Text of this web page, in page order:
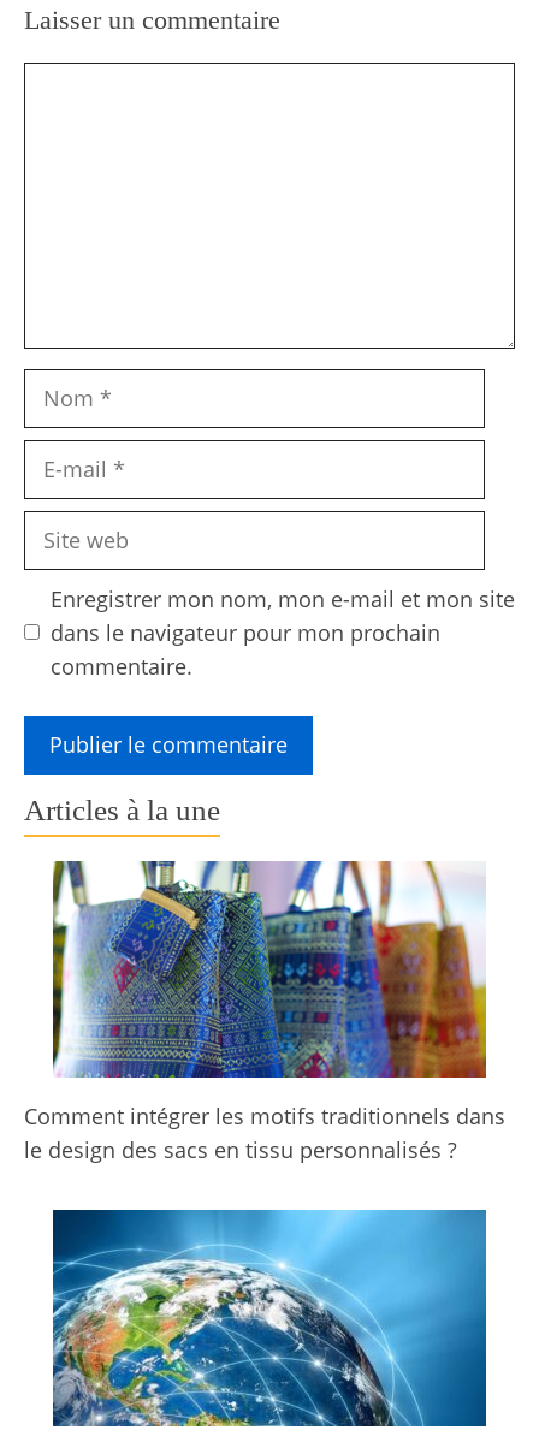
Laisser un commentaire
Nom
Site
Enregistrer mon nom, mon e-mail et mon site
dans le navigateur pour mon prochain
commentaire.
Articles à la une
Comment intégrer les motifs traditionnels dans
le design des sacs en tissu personnalisés ?